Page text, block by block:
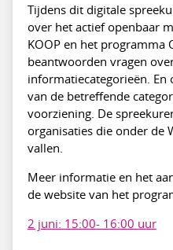
Tijdens dit digitale
over het actief openbaar
KOOP en het programma
beantwoorden vragen
informatiecategorieën. En
van de betreffende
voorziening. De
organisaties die onder de
vallen.
Meer informatie en het
de website van het
2 juni: 15:00- 16:00 uur